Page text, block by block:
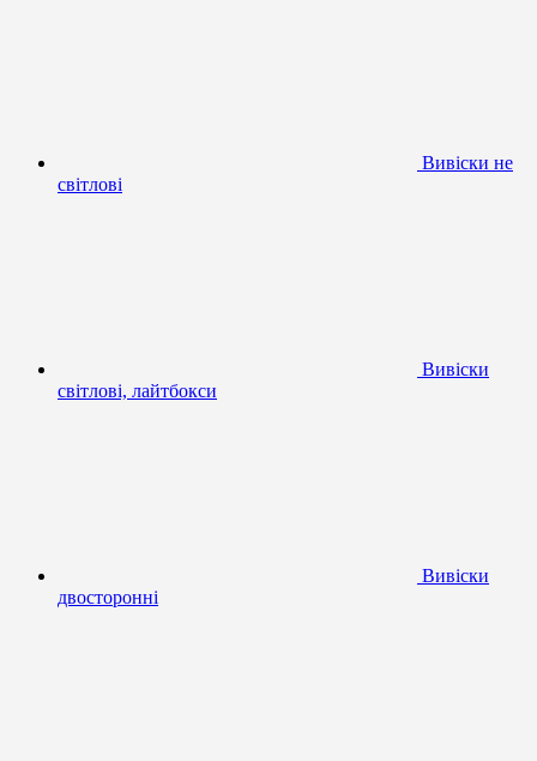
Вивіски не
світлові
Вивіски
світлові, лайтбокси
Вивіски
двосторонні